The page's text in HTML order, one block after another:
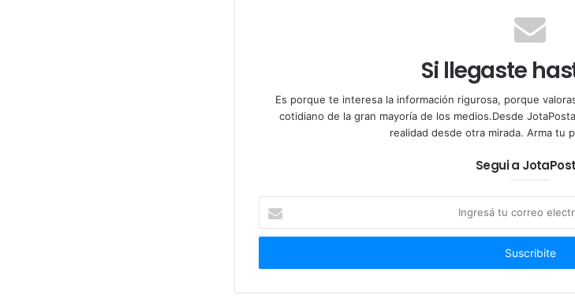
Si llegaste
Es porque te interesa la información rigurosa, porque
cotidiano de la gran mayoría de los medios.Desde
realidad desde otra mirada. Arma tu
Segui a
correo